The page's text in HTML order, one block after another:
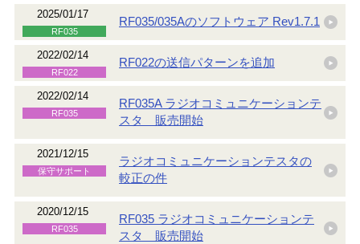
2025/01/17
RF035
RF035/035Aのソフトウェア Rev1.7.1
2022/02/14
RF022
RF022の送信パターンを追加
2022/02/14
RF035
RF035A ラジオコミュニケーションテ
スタ 販売開始
2021/12/15
保守サポート
ラジオコミュニケーションテスタの
較正の件
2020/12/15
RF035
RF035 ラジオコミュニケーションテ
スタ 販売開始